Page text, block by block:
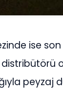
ise
distribütörü
peyzaj